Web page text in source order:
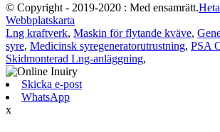
© Copyright - 2019-2020 : Med ensamrätt.
Webbplatskarta
Lng kraftverk, Maskin för flytande kväve,
syre, Medicinsk syregeneratorutrustning, PSA
Skidmonterad Lng-anläggning,
Skicka e-post
WhatsApp
x